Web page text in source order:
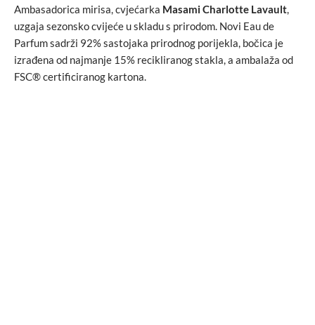
Ambasadorica mirisa, cvjećarka Masami Charlotte Lavault,
uzgaja sezonsko cvijeće u skladu s prirodom. Novi Eau de
Parfum sadrži 92% sastojaka prirodnog porijekla, bočica je
izrađena od najmanje 15% recikliranog stakla, a ambalaža od
FSC® certificiranog kartona.